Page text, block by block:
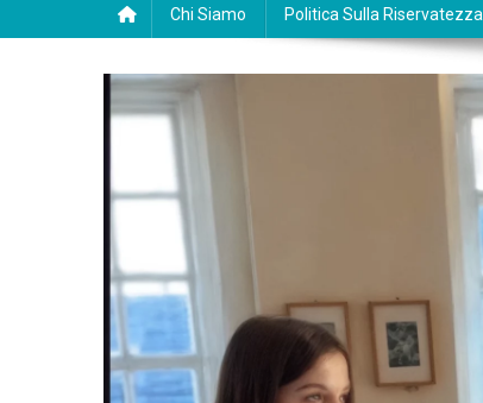
Chi Siamo Politica Sulla Riservatezza